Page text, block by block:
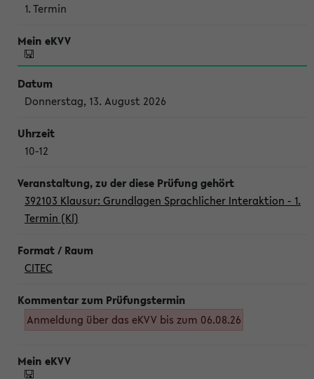
1. Termin
Donnerstag, 13. August 2026
10-12
392103 Klausur: Grundlagen Sprachlicher Interaktion - 1.
Termin (Kl)
CITEC
Anmeldung über das eKVV bis zum 06.08.26